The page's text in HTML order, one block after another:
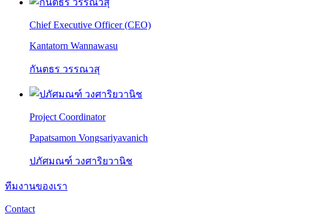
Chief Executive Officer (CEO)
Kantatorn Wannawasu
กันตธร วรรณวสุ
Project Coordinator
Papatsamon Vongsariyavanich
ปภัศมณฑ์ วงศาริยวานิช
ทีมงานของเรา
Contact